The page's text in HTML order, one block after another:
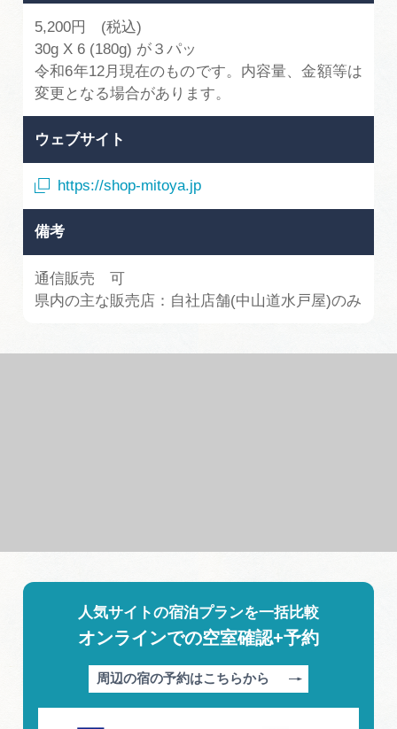
5,200円 (税込)
30g X 6 (180g) が３パッ
令和6年12月現在のものです。内容量、金額等は
変更となる場合があります。
ウェブサイト
https://shop-mitoya.jp
備考
通信販売 可
県内の主な販売店：自社店舗(中山道水戸屋)のみ
人気サイトの宿泊プランを一括比較
オンラインでの空室確認+予約
周辺の宿の予約はこちらから